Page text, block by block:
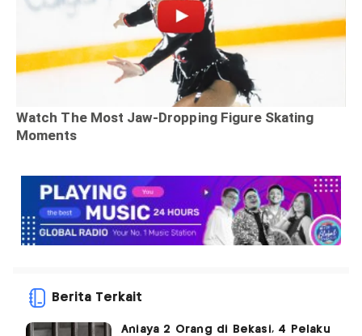
Berita Terkait
Aniaya 2 Orang di Bekasi, 4 Pelaku